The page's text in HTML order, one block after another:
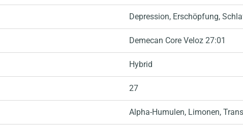
Depression, Erschöpfung,
Demecan Core Veloz 27:01
Hybrid
27
Alpha-Humulen, Limonen,